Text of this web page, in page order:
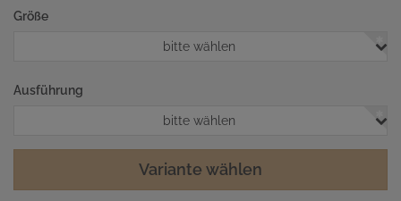
Größe
bitte wählen
Ausführung
bitte wählen
Variante wählen